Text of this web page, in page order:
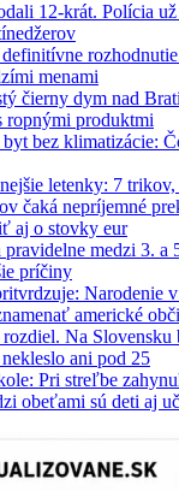
12-krát. Polícia
menami
čierny dym nad
ropnými produktmi
bez klimatizácie:
letenky: 7 trikov,
čaká nepríjemné
aj o stovky eur
pravidelne medzi 3. a
príčiny
Narodenie
americké
Na Slovensku
ani pod 25
Pri streľbe
obeťami sú deti aj